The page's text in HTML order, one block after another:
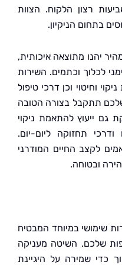
הלקוח. הצוות
הניקיון.
מתוצאה איכותית,
וכתמים. השירות
וכן דרכי טיפול
בצורה הטובה
להתאמת ניקוי
ליום-יום.
החיים המודרני
במיוחד המבטיח
השיטה מעניקה
על היגיינת